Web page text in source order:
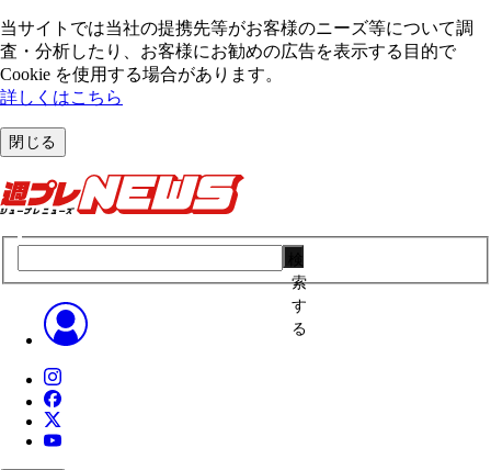
当サイトでは当社の提携先等がお客様のニーズ等について調
査・分析したり、お客様にお勧めの広告を表⽰する⽬的で
Cookie を使⽤する場合があります。
詳しくはこちら
閉じる
索
す
る